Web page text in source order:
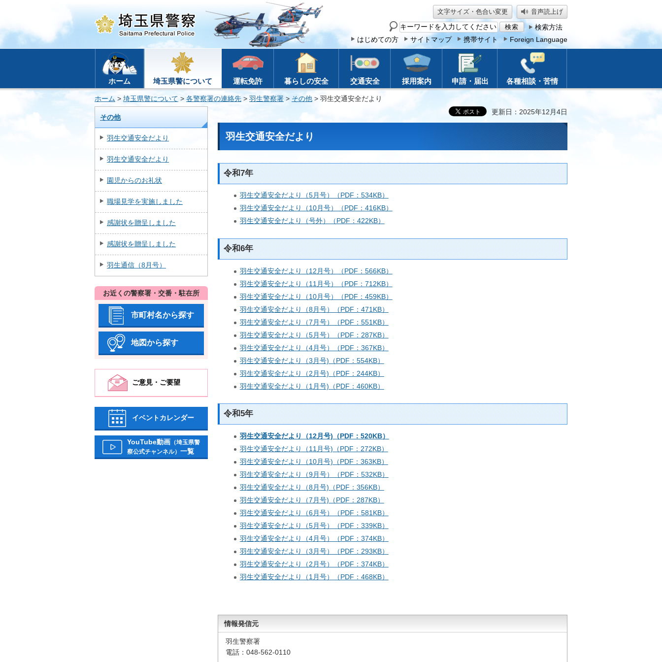
文字サイズ・色合い変更 音声読上げ
サ
イ
ト
検索方法
はじめての方
サイトマップ 携帯サイト Foreign Language
ホーム 埼玉県警について 運転免許 暮らしの安全 交通安全 採用案内 申請・届出 各種相談・苦情
ホーム > 埼玉県警について > 各警察署の連絡先 > 羽生警察署 > その他 > 羽生交通安全だより
その他
羽生交通安全だより
羽生交通安全だより
園児からのお礼状
職場見学を実施しました
感謝状を贈呈しました
感謝状を贈呈しました
羽生通信（8月号）
お近くの警察署・交番・駐在所
市町村名から探す
地図から探す
ご意見・ご要望
イベントカレンダー
YouTube動画 （埼玉県警
察公式チャンネル） 一覧
更新日：2025年12月4日
羽生交通安全だより
令和7年
羽生交通安全だより（5月号）（PDF：534KB）
羽生交通安全だより（10月号）（PDF：416KB）
羽生交通安全だより（号外）（PDF：422KB）
令和6年
羽生交通安全だより（12月号）（PDF：566KB）
羽生交通安全だより（11月号）（PDF：712KB）
羽生交通安全だより（10月号）（PDF：459KB）
羽生交通安全だより（8月号）（PDF：471KB）
羽生交通安全だより（7月号）（PDF：551KB）
羽生交通安全だより（5月号）（PDF：287KB）
羽生交通安全だより（4月号）（PDF：367KB）
羽生交通安全だより（3月号)（PDF：554KB）
羽生交通安全だより（2月号)（PDF：244KB）
羽生交通安全だより（1月号)（PDF：460KB）
令和5年
羽生交通安全だより（12月号)（PDF：520KB）
羽生交通安全だより（11月号)（PDF：272KB）
羽生交通安全だより（10月号)（PDF：363KB）
羽生交通安全だより（9月号）（PDF：532KB）
羽生交通安全だより（8月号)（PDF：356KB）
羽生交通安全だより（7月号)（PDF：287KB）
羽生交通安全だより（6月号）（PDF：581KB）
羽生交通安全だより（5月号）（PDF：339KB）
羽生交通安全だより（4月号）（PDF：374KB）
羽生交通安全だより（3月号）（PDF：293KB）
羽生交通安全だより（2月号）（PDF：374KB）
羽生交通安全だより（1月号）（PDF：468KB）
情報発信元
羽生警察署
電話：048-562-0110